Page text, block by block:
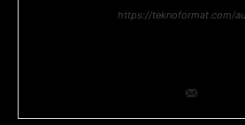
https://teknoformat.com/